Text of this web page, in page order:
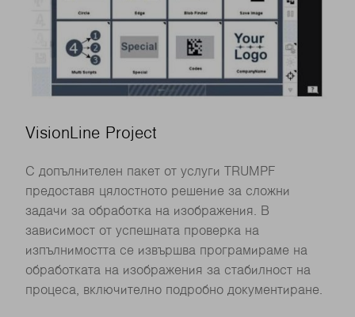
VisionLine Project
С допълнителен пакет от услуги TRUMPF
предоставя цялостното решение за сложни
задачи за обработка на изображения. В
зависимост от успешната проверка на
изпълнимостта се извършва програмираме на
обработката на изображения за стабилност на
процеса, включително подробно документиране.